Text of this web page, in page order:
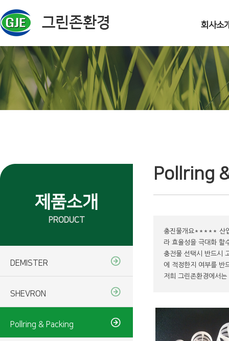
회사소
제품소개
PRODUCT
DEMISTER
SHEVRON
Pollring & Packing
Pollring
충진물개요***** 산업
라 효율성을 극대화 할
충전물 선택시 반드시
에 적정한지 여부를 반
저희 그린존환경에서